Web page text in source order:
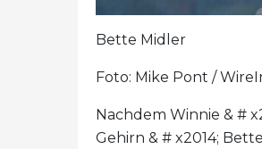
Bette Midler
Foto: Mike Pont /
Nachdem Winnie & #
Gehirn & # x2014;